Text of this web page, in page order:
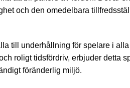
och den omedelbara
till underhållning för spelare i
roligt tidsfördriv, erbjuder
föränderlig miljö.